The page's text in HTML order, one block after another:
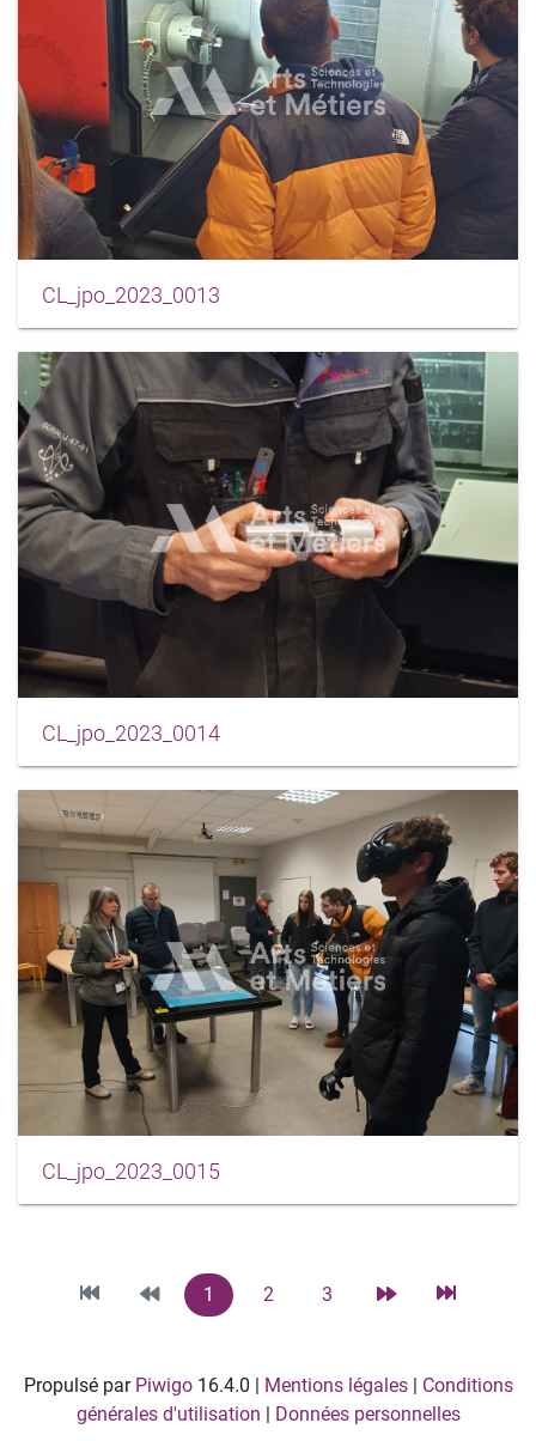
CL_jpo_2023_0013
CL_jpo_2023_0014
CL_jpo_2023_0015
1 2 3
Propulsé par Piwigo16.4.0 | Mentions légales| Conditions
générales d'utilisation | Données personnelles